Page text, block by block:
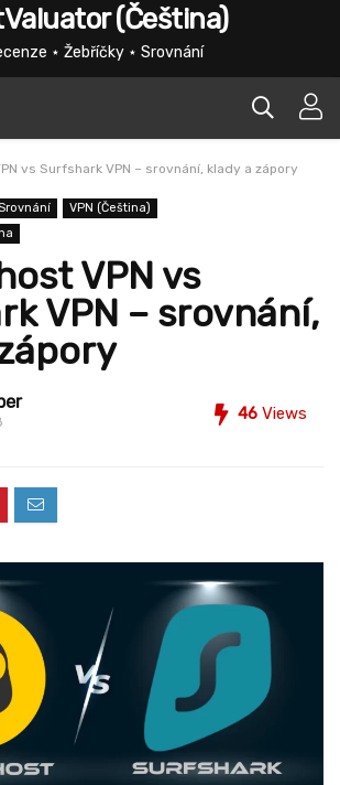
(Čeština)
⋆ Žebříčky ⋆ Srovnání
vs Surfshark VPN – srovnání, klady a zápory
VPN (Čeština)
VPN vs
VPN – srovnání,
46 Views